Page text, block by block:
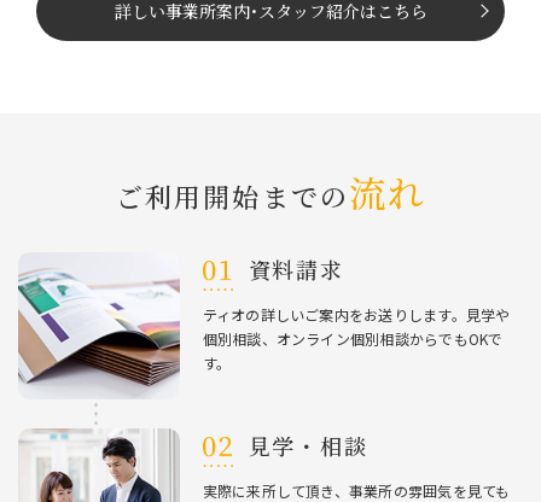
詳しい事業所案内･ スタッフ紹介はこちら
ご利⽤開始までの流れ
資料請求
ティオの詳しいご案内をお送りします。⾒学や
個別相談、オンライン個別相談からでもOKで
す。
⾒学・相談
実際に来所して頂き、事業所の雰囲気を⾒ても